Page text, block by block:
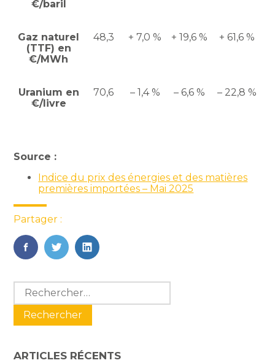
€/baril
Gaz naturel
(TTF) en
€/MWh
48,3 + 7,0 % + 19,6 % + 61,6 %
Uranium en
€/livre
70,6 – 1,4 % – 6,6 % – 22,8 %
Source :
Indice du prix des énergies et des matières
premières importées – Mai 2025
Partager :
FaceBook
TwitterLinkedIn
Blog
sidebar
Rechercher :
ARTICLES RÉCENTS